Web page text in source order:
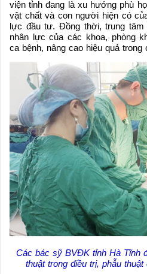
viện tỉnh đang là xu hướng phù
vật chất và con người hiện có
lực đầu tư. Đồng thời, trung
nhân lực của các khoa, phòng
ca bệnh, nâng cao hiệu quả trong
Các bác sỹ BVĐK tỉnh Hà Tĩnh
thuật trong điều trị, phẫu